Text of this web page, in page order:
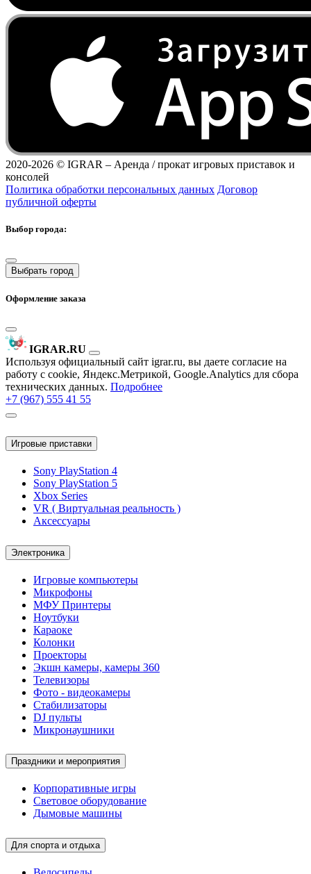
2020-2026 © IGRAR – Аренда / прокат игровых приставок и
консолей
Политика обработки персональных данных Договор
публичной оферты
Выбор города:
Выбрать город
Оформление заказа
IGRAR.RU
Используя официальный сайт igrar.ru, вы даете согласие на
работу с cookie, Яндекс.Метрикой, Google.Analytics для сбора
технических данных. Подробнее
+7 (967) 555 41 55
Игровые приставки
Sony PlayStation 4
Sony PlayStation 5
Xbox Series
VR ( Виртуальная реальность )
Аксессуары
Электроника
Игровые компьютеры
Микрофоны
МФУ Принтеры
Ноутбуки
Караоке
Колонки
Проекторы
Экшн камеры, камеры 360
Телевизоры
Фото - видеокамеры
Стабилизаторы
DJ пульты
Микронаушники
Праздники и мероприятия
Корпоративные игры
Световое оборудование
Дымовые машины
Для спорта и отдыха